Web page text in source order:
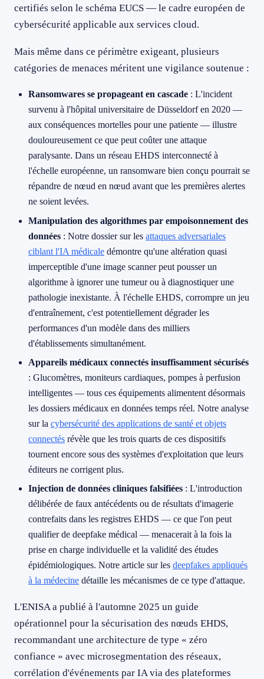
certifiés selon le schéma EUCS — le cadre européen de
cybersécurité applicable aux services cloud.
Mais même dans ce périmètre exigeant, plusieurs
catégories de menaces méritent une vigilance soutenue :
Ransomwares se propageant en cascade : L'incident
survenu à l'hôpital universitaire de Düsseldorf en 2020 —
aux conséquences mortelles pour une patiente — illustre
douloureusement ce que peut coûter une attaque
paralysante. Dans un réseau EHDS interconnecté à
l'échelle européenne, un ransomware bien conçu pourrait se
répandre de nœud en nœud avant que les premières alertes
ne soient levées.
Manipulation des algorithmes par empoisonnement des
données : Notre dossier sur les attaques adversariales
ciblant l'IA médicale démontre qu'une altération quasi
imperceptible d'une image scanner peut pousser un
algorithme à ignorer une tumeur ou à diagnostiquer une
pathologie inexistante. À l'échelle EHDS, corrompre un jeu
d'entraînement, c'est potentiellement dégrader les
performances d'un modèle dans des milliers
d'établissements simultanément.
Appareils médicaux connectés insuffisamment sécurisés
: Glucomètres, moniteurs cardiaques, pompes à perfusion
intelligentes — tous ces équipements alimentent désormais
les dossiers médicaux en données temps réel. Notre analyse
sur la cybersécurité des applications de santé et objets
connectés révèle que les trois quarts de ces dispositifs
tournent encore sous des systèmes d'exploitation que leurs
éditeurs ne corrigent plus.
Injection de données cliniques falsifiées : L'introduction
délibérée de faux antécédents ou de résultats d'imagerie
contrefaits dans les registres EHDS — ce que l'on peut
qualifier de deepfake médical — menacerait à la fois la
prise en charge individuelle et la validité des études
épidémiologiques. Notre article sur les deepfakes appliqués
à la médecine détaille les mécanismes de ce type d'attaque.
L'ENISA a publié à l'automne 2025 un guide
opérationnel pour la sécurisation des nœuds EHDS,
recommandant une architecture de type « zéro
confiance » avec microsegmentation des réseaux,
corrélation d'événements par IA via des plateformes